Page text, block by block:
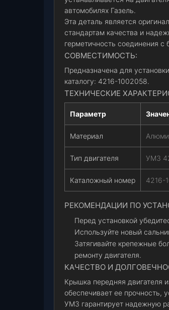
автомобилях Газель.
Эта деталь является
стандартам качества и
герметичность соединения с
СОВМЕСТИМОСТЬ:
Предназначена для
каталогу: 4216-1002058.
ТЕХНИЧЕСКИЕ
Параметр
Материал
Тип двигателя УМЗ
Каталожный номер 4216-
РЕКОМЕНДАЦИИ ПО
Перед установкой
Используйте новый
Затягивайте крепежные
ремонту двигателя.
КАЧЕСТВО И
Крышка передняя двигателя
обеспечивает ее прочность,
УМЗ гарантирует надежную